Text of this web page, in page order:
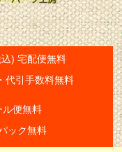
) 宅配便無料
代引手数料無料
ル便無料
ック無料